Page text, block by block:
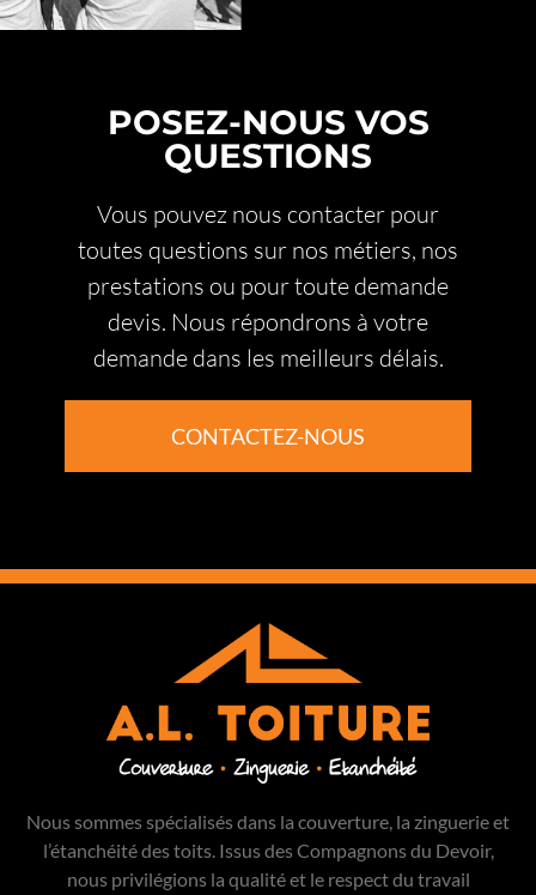
POSEZ-NOUS VOS
QUESTIONS
Vous pouvez nous contacter pour
toutes questions sur nos métiers, nos
prestations ou pour toute demande
devis. Nous répondrons à votre
demande dans les meilleurs délais.
CONTACTEZ-NOUS
Nous sommes spécialisés dans la couverture, la zinguerie et
l’étanchéité des toits. Issus des Compagnons du Devoir,
nous privilégions la qualité et le respect du travail